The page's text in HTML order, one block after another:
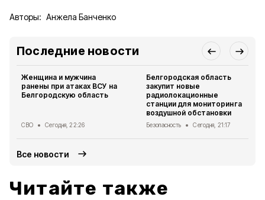
Авторы: Анжела Банченко
Последние новости
Женщина и мужчина
ранены при атаках ВСУ на
Белгородскую область
СВО Сегодня, 22:26
Белгородская область
закупит новые
радиолокационные
станции для мониторинга
воздушной обстановки
Безопасность Сегодня, 21:17
Все новости
Читайте также